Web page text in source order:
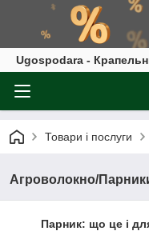
Ugospodara -
Товари і послуги
Агроволокно/
Парник: що це і